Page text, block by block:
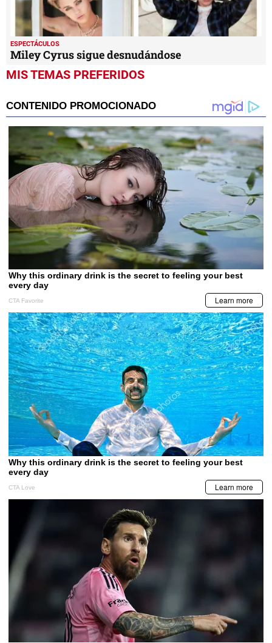
ESPECTÁCULOS
Miley Cyrus sigue desnudándose
MIS TEMAS PREFERIDOS